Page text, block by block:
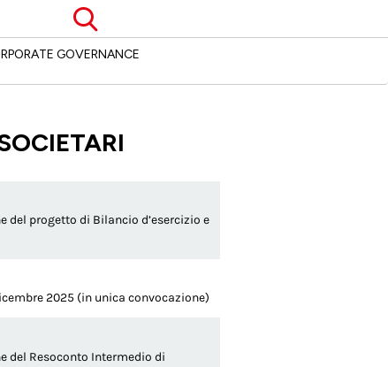
Cerca
GOVERNANCE
progetto di Bilancio d’esercizio e
2025 (in unica convocazione)
del Resoconto Intermedio di